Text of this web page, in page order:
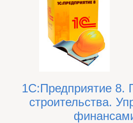
1C:Предприятие 8.
строительства.